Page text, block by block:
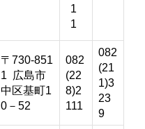
1
1
〒730-851
1 広島市
中区基町1
0－52
082
(22
8)2
111
082
(21
1)3
23
9